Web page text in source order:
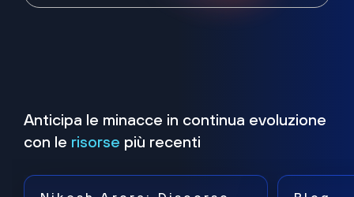
Anticipa le minacce in continua evoluzione
con le risorse più recenti